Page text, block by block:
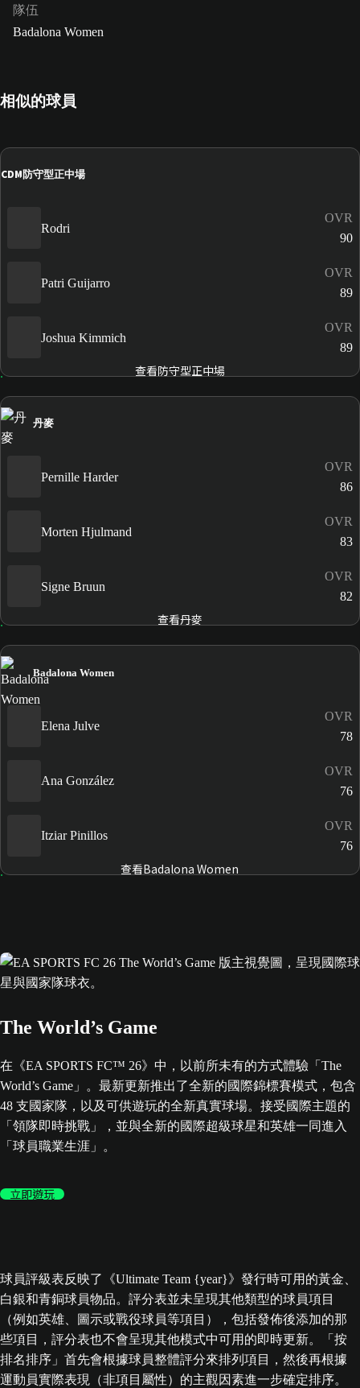
隊伍
Badalona Women
相似的球員
CDM 防守型正中場
Rodri
OVR
90
Patri Guijarro
OVR
89
Joshua Kimmich
OVR
89
查看防守型正中場
丹麥
Pernille Harder
OVR
86
Morten Hjulmand
OVR
83
Signe Bruun
OVR
82
查看丹麥
Badalona Women
Elena Julve
OVR
78
Ana González
OVR
76
Itziar Pinillos
OVR
76
查看Badalona Women
The World’s Game
在《EA SPORTS FC™ 26》中，以前所未有的方式體驗「The
World’s Game」。最新更新推出了全新的國際錦標賽模式，包含
48 支國家隊，以及可供遊玩的全新真實球場。接受國際主題的
「領隊即時挑戰」，並與全新的國際超級球星和英雄一同進入
「球員職業生涯」。
立即遊玩
球員評級表反映了《Ultimate Team {year}》發行時可用的黃金、
白銀和青銅球員物品。評分表並未呈現其他類型的球員項目
（例如英雄、圖示或戰役球員等項目），包括發佈後添加的那
些項目，評分表也不會呈現其他模式中可用的即時更新。「按
排名排序」首先會根據球員整體評分來排列項目，然後再根據
運動員實際表現（非項目屬性）的主觀因素進一步確定排序。